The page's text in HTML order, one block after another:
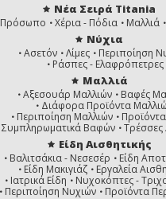
Νέα Σειρά Titania
Πρόσωπο Χέρια - Πόδια Μαλλιά
Νύχια
Ασετόν Λίμες
Περιποίηση
Ράσπες - Ελαφρόπετρες
Μαλλιά
Αξεσουάρ Μαλλιών
Βαφές
Διάφορα Προϊόντα
Περιποίηση Μαλλιών
Συμπληρωματικά Βαφών
Τρέσσες
Είδη Αισθητικής
Βαλιτσάκια - Νεσεσέρ
Είδη
Είδη Μακιγιάζ
Εργαλεία
Ιατρικά Είδη
Νυχοκόπτες -
Περιποίηση Νυχιών
Προϊόντα